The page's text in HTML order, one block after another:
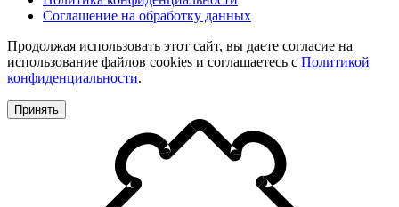
Соглашение на обработку данных
Продолжая использовать этот сайт, вы даете согласие на
использование файлов cookies и соглашаетесь с Политикой
конфиденциальности.
Принять